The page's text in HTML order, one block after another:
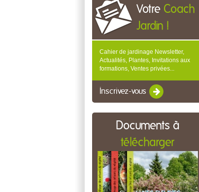
Votre Coach
Jardin !
Cahier de jardinage Newsletter,
Actualités, Plantes, Invitations aux
formations, Ventes privées...
Inscrivez-vous
Documents à
télécharger